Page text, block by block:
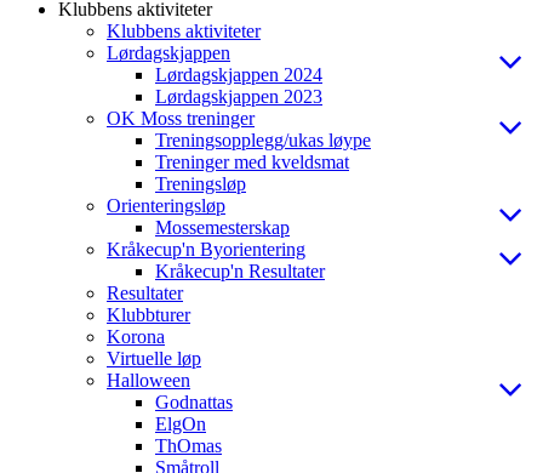
Klubbens aktiviteter
Klubbens aktiviteter
Lørdagskjappen
Lørdagskjappen 2024
Lørdagskjappen 2023
OK Moss treninger
Treningsopplegg/ukas løype
Treninger med kveldsmat
Treningsløp
Orienteringsløp
Mossemesterskap
Kråkecup'n Byorientering
Kråkecup'n Resultater
Resultater
Klubbturer
Korona
Virtuelle løp
Halloween
Godnattas
ElgOn
ThOmas
Småtroll